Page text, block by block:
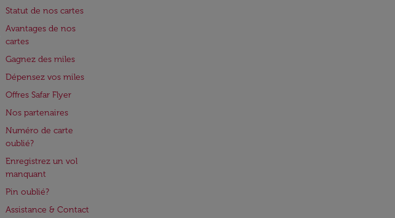
Statut de nos cartes
Avantages de nos
cartes
Gagnez des miles
Dépensez vos miles
Offres Safar Flyer
Nos partenaires
Numéro de carte
oublié?
Enregistrez un vol
manquant
Pin oublié?
Assistance & Contact